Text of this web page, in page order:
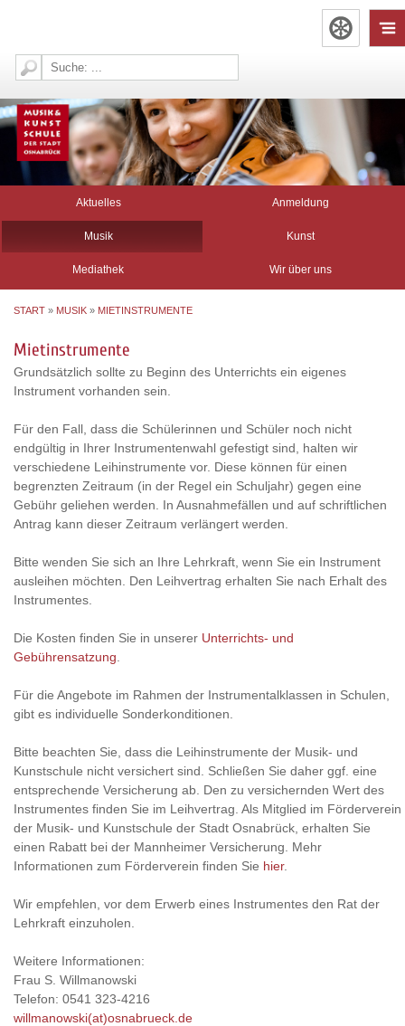
Aktuelles Anmeldung
Musik Kunst
Mediathek Wir über uns
START » MUSIK » MIETINSTRUMENTE
Mietinstrumente
Grundsätzlich sollte zu Beginn des Unterrichts ein eigenes
Instrument vorhanden sein.
Für den Fall, dass die Schülerinnen und Schüler noch nicht
endgültig in Ihrer Instrumentenwahl gefestigt sind, halten wir
verschiedene Leihinstrumente vor. Diese können für einen
begrenzten Zeitraum (in der Regel ein Schuljahr) gegen eine
Gebühr geliehen werden. In Ausnahmefällen und auf schriftlichen
Antrag kann dieser Zeitraum verlängert werden.
Bitte wenden Sie sich an Ihre Lehrkraft, wenn Sie ein Instrument
ausleihen möchten. Den Leihvertrag erhalten Sie nach Erhalt des
Instrumentes.
Die Kosten finden Sie in unserer Unterrichts- und
Gebührensatzung
Für die Angebote im Rahmen der Instrumentalklassen in Schulen,
gibt es individuelle Sonderkonditionen.
Bitte beachten Sie, dass die Leihinstrumente der Musik- und
Kunstschule nicht versichert sind. Schließen Sie daher ggf. eine
entsprechende Versicherung ab. Den zu versichernden Wert des
Instrumentes finden Sie im Leihvertrag. Als Mitglied im Förderverein
der Musik- und Kunstschule der Stadt Osnabrück, erhalten Sie
einen Rabatt bei der Mannheimer Versicherung. Mehr
Informationen zum Förderverein finden Sie hier.
Wir empfehlen, vor dem Erwerb eines Instrumentes den Rat der
Lehrkraft einzuholen.
Weitere Informationen:
Frau S. Willmanowski
Telefon: 0541 323-4216
willmanowski(at)osnabrueck.de